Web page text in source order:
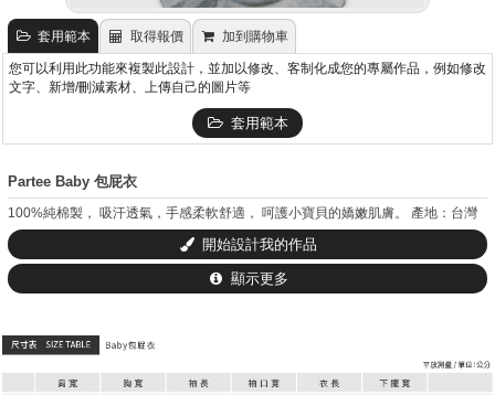
套用範本 取得報價 加到購物車
您可以利用此功能來複製此設計，並加以修改、客制化成您的專屬作品，例如修改
文字、新增/刪減素材、上傳自己的圖片等
套用範本
Partee Baby 包屁衣
100%純棉製， 吸汗透氣，手感柔軟舒適， 呵護小寶貝的嬌嫩肌膚。 產地：台灣
開始設計我的作品
顯示更多